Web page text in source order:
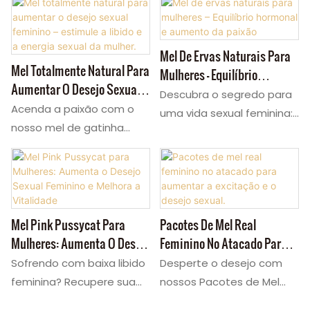
feminina. Essas gomas
para aumento da
sensualidade feminina
combinam maca e
damiana para estimular
naturalmente o desejo e a
excitação. Deliciosas
libido feminina, ideais para
o dia a dia, para promover
intimidade e bem-estar.
Como fábrica OEM/ODM,
nós damos poder à sua
marca — personalize
embalagens para o seu
natural. Este discreto Mel
Secreto para Mulheres
oferece um sabor
delicioso com resultados
poderosos. Como fábrica,
oferecemos
para sua marca Pink Pussy
Cat Honey — ajuste
fórmulas, potência e
embalagens para criar seu
produto exclusivo Honey
Pack Sex for Woman.
Mel Totalmente Natural Para
Aumentar O Desejo Sexual
Feminino – Estimule A Libido
E A Energia Sexual Da
Mulher.
Acenda a paixão com o
nosso mel de gatinha
rosa, um potente
estimulante da libido. Este
mel totalmente natural
para ela aumenta a
excitação e a energia.
Conhecido como o melhor
mel para o sexo feminino
e o mel secreto para
Mel De Ervas Naturais Para
Mulheres – Equilíbrio
Hormonal E Aumento Da
Paixão
Descubra o segredo para
uma vida sexual feminina:
Kitty com Pueraria Branca
e Ginseng. Este mel, ideal
para aumentar a libido,
estimula o estrogênio,
despertando a paixão e a
lubrificação natural.
Experimente o Mel Pink
Pussycat hoje mesmo!
Mel Pink Pussycat Para
Mulheres: Aumenta O Desejo
Sexual Feminino E Melhora A
Vitalidade
Sofrendo com baixa libido
feminina? Recupere sua
Pacotes De Mel Real
Feminino No Atacado Para
Aumentar A Excitação E O
Desejo Sexual.
Desperte o desejo com
nossos Pacotes de Mel